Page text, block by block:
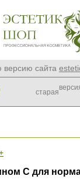
версию сайта
старая
C для